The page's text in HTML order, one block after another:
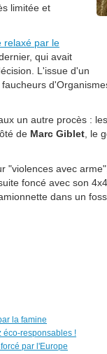
limitée et
relaxé par le
qui avait
L'issue d'un
un autre procès :
de Marc Giblet , le
"violences avec
foncé avec son
dans un
la famine
éco-responsables !
par l'Europe